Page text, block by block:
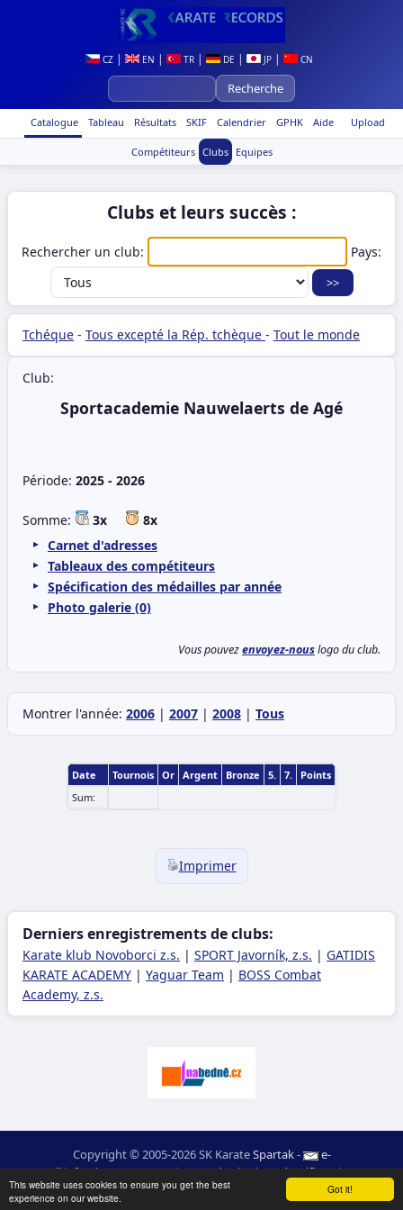
Got it!
This website uses cookies to ensure you get the best
experience on our website.
CZ| EN | TR| DE | JP| CN
Upload
Catalogue Tableau Résultats SKIF Calendrier GPHK Aide
Compétiteurs Clubs Equipes
Clubs et leurs succès :
Rechercher un club: Pays:
Tchéque - Tous excepté la Rép. tchèque - Tout le monde
Club:
Sportacademie Nauwelaerts de Agé
Période: 2025 - 2026
Somme: 3x
8x
Carnet d'adresses
Tableaux des compétiteurs
Spécification des médailles par année
Photo galerie (0)
Vous pouvezenvoyez-nouslogo du club.
Montrer l'année: 2006 | 2007 | 2008 | Tous
Date Tournois Or Argent Bronze 5. 7.
Points
Sum:
Imprimer
Derniers enregistrements de clubs:
Karate klub Novoborci z.s. | SPORT Javorník, z.s. | GATIDIS
KARATE ACADEMY | Yaguar Team | BOSS Combat
Academy, z.s.
Copyright © 2005-2026 SK KarateSpartak-
e-
mail:moc.ceretarak@ofni|Carte du site| Identifiant|RSS
webdesign:Ing. Pavel Švojgr,résultats karate : Mgr. Jiří Kotala